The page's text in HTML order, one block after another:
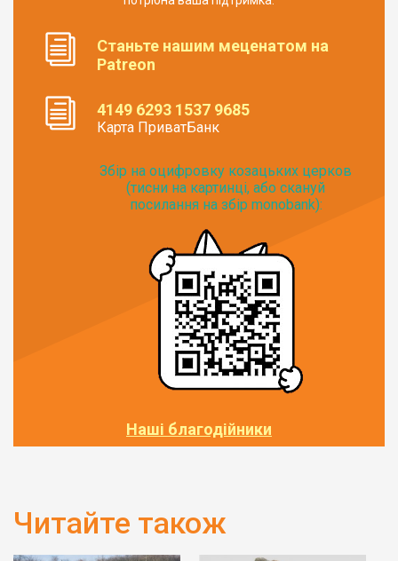
Станьте нашим меценатом на
Patreon
4149 6293 1537 9685
Карта ПриватБанк
Збір на оцифровку козацьких церков
(тисни на картинці, або скануй
посилання на збір monobank):
Наші благодійники
Читайте також